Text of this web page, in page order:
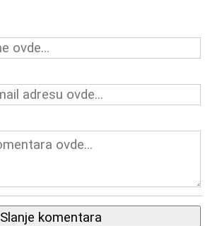
Slanje komentara